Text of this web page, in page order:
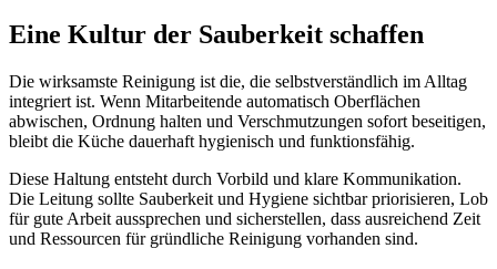
Eine Kultur der Sauberkeit schaffen
Die wirksamste Reinigung ist die, die selbstverständlich im Alltag
integriert ist. Wenn Mitarbeitende automatisch Oberflächen
abwischen, Ordnung halten und Verschmutzungen sofort beseitigen,
bleibt die Küche dauerhaft hygienisch und funktionsfähig.
Diese Haltung entsteht durch Vorbild und klare Kommunikation.
Die Leitung sollte Sauberkeit und Hygiene sichtbar priorisieren, Lob
für gute Arbeit aussprechen und sicherstellen, dass ausreichend Zeit
und Ressourcen für gründliche Reinigung vorhanden sind.